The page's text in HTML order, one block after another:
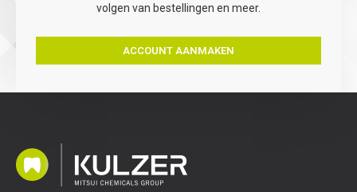
volgen van bestellingen en meer.
ACCOUNT AANMAKEN